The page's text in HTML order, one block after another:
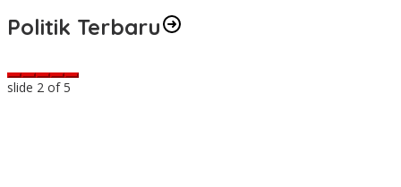
Politik Terbaru
slide 2 of 5